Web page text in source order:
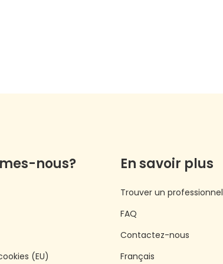
nous?
(EU)
En savoir plus
Trouver un professionnel
FAQ
Contactez-nous
Français